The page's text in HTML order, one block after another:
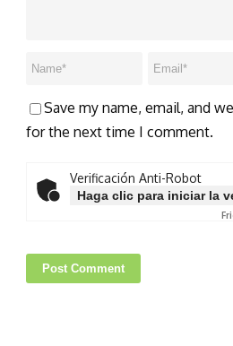
Save my name, email, and
for the next time I comment.
Verificación Anti-Robot
Haga clic para iniciar la